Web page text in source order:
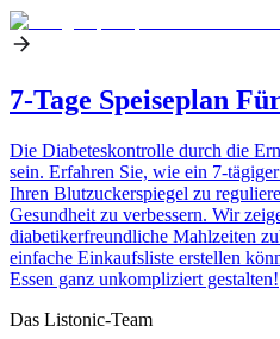
7-Tage Speiseplan
Die Diabeteskontrolle durch die
sein. Erfahren Sie, wie ein 7-
Ihren Blutzuckerspiegel zu
Gesundheit zu verbessern. Wir
diabetikerfreundliche Mahlzeiten
einfache Einkaufsliste erstellen
Essen ganz unkompliziert gestalten!
Das Listonic-Team